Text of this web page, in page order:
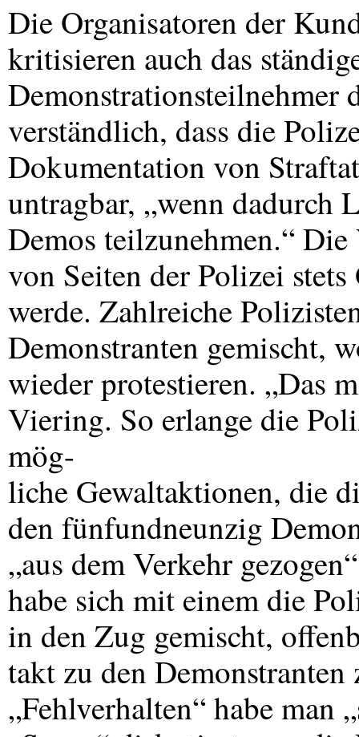
Die Organisatoren der
kritisieren auch das
Demonstrationsteilnehmer
verständlich, dass die
Dokumentation von
untragbar, „wenn dadurch
Demos teilzunehmen.“
von Seiten der Polizei
werde. Zahlreiche
Demonstranten gemischt,
wieder protestieren. „Das
Viering. So erlange die
mög-
liche Gewaltaktionen, die
den fünfundneunzig
„aus dem Verkehr
habe sich mit einem die
in den Zug gemischt,
takt zu den Demonstranten
„Fehlverhalten“ habe man